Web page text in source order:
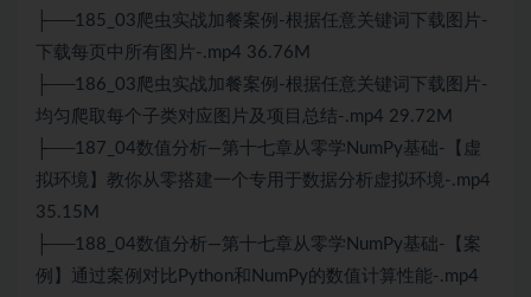
├──185_03爬虫实战加餐案例-根据任意关键词下载图片-
下载每页中所有图片-.mp4 36.76M
├──186_03爬虫实战加餐案例-根据任意关键词下载图片-
均匀爬取每个子类对应图片及项目总结-.mp4 29.72M
├──187_04数值分析—第十七章从零学NumPy基础-【虚
拟环境】教你从零搭建一个专用于数据分析虚拟环境-.mp4
35.15M
├──188_04数值分析—第十七章从零学NumPy基础-【案
例】通过案例对比Python和NumPy的数值计算性能-.mp4